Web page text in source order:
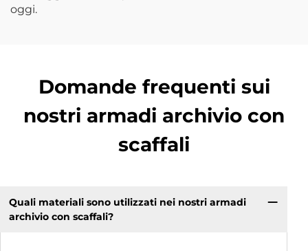
oggi.
Domande frequenti sui
nostri armadi archivio con
scaffali
Quali materiali sono utilizzati nei nostri armadi
archivio con scaffali?